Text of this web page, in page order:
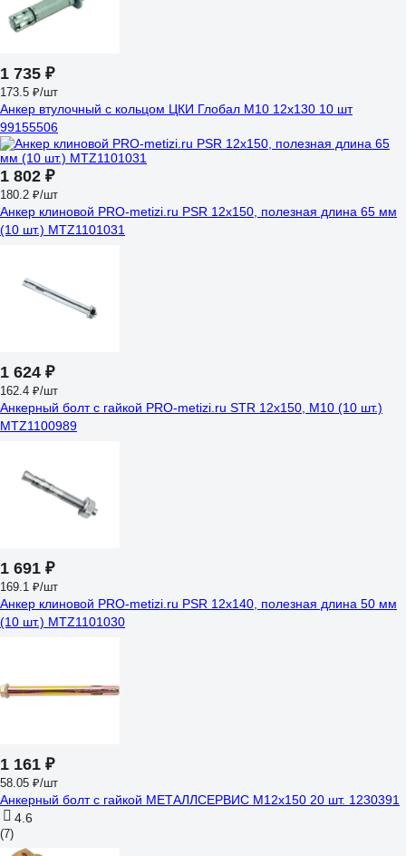
1 735 ₽
173.5 ₽/шт
Анкер втулочный с кольцом ЦКИ Глобал М10 12х130 10 шт
99155506
1 802 ₽
180.2 ₽/шт
Анкер клиновой PRO-metizi.ru PSR 12x150, полезная длина 65 мм
(10 шт.) MTZ1101031
1 624 ₽
162.4 ₽/шт
Анкерный болт с гайкой PRO-metizi.ru STR 12x150, М10 (10 шт.)
MTZ1100989
1 691 ₽
169.1 ₽/шт
Анкер клиновой PRO-metizi.ru PSR 12x140, полезная длина 50 мм
(10 шт.) MTZ1101030
1 161 ₽
58.05 ₽/шт
Анкерный болт с гайкой МЕТАЛЛСЕРВИС М12x150 20 шт. 1230391
4.6
(7)